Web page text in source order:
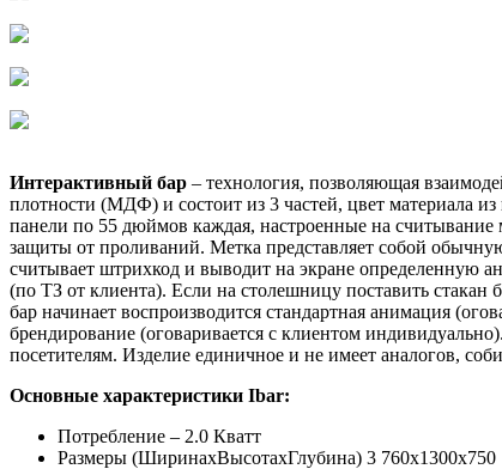
Интерактивный бар – технология, позволяющая
плотности (МДФ) и состоит из 3 частей, цвет материала
панели по 55 дюймов каждая, настроенные на считывание
защиты от проливаний. Метка представляет собой
считывает штрихкод и выводит на экране определенную
(по ТЗ от клиента). Если на столешницу поставить стакан
бар начинает воспроизводится стандартная анимация
брендирование (оговаривается с клиентом
посетителям. Изделие единичное и не имеет аналогов,
Основные характеристики Ibar:
Потребление – 2.0 Кватт
Размеры (ШиринаxВысотаxГлубина) 3 760x1300x750